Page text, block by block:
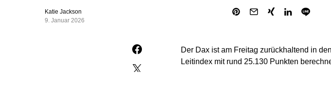
Katie Jackson
9. Januar 2026
Der Dax ist am Freitag zurückhaltend in
Leitindex mit rund 25.130 Punkten